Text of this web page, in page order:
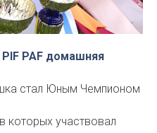
PIF PAF домашняя
стал Юным Чемпионом
которых участвовал